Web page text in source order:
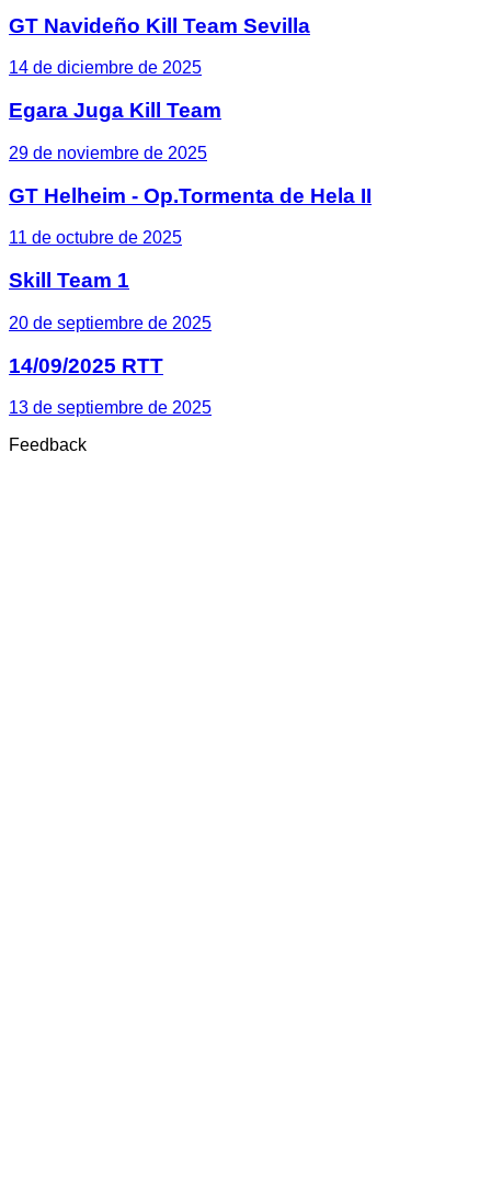
GT Navideño Kill Team Sevilla
14 de diciembre de 2025
Egara Juga Kill Team
29 de noviembre de 2025
GT Helheim - Op.Tormenta de Hela II
11 de octubre de 2025
Skill Team 1
20 de septiembre de 2025
14/09/2025 RTT
13 de septiembre de 2025
Feedback